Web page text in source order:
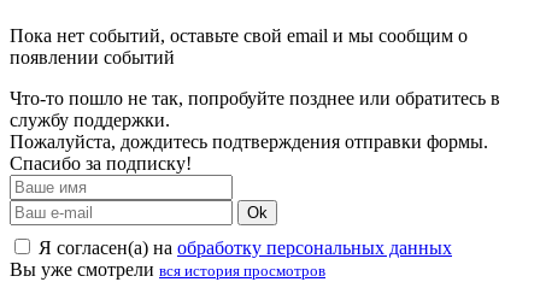
Пока нет событий, оставьте свой email и мы сообщим о
появлении событий
Что-то пошло не так, попробуйте позднее или обратитесь в
службу поддержки.
Пожалуйста, дождитесь подтверждения отправки формы.
Спасибо за подписку!
Ok
Я согласен(а) на обработку персональных данных
Вы уже смотрели вся история просмотров